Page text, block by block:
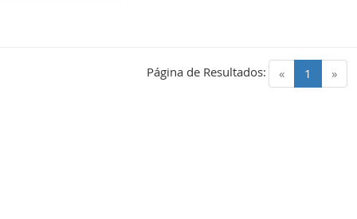
« 1 (current)
»
Página de Resultados: